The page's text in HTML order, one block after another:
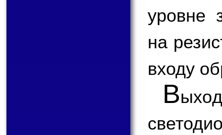
уровне
на
входу
В